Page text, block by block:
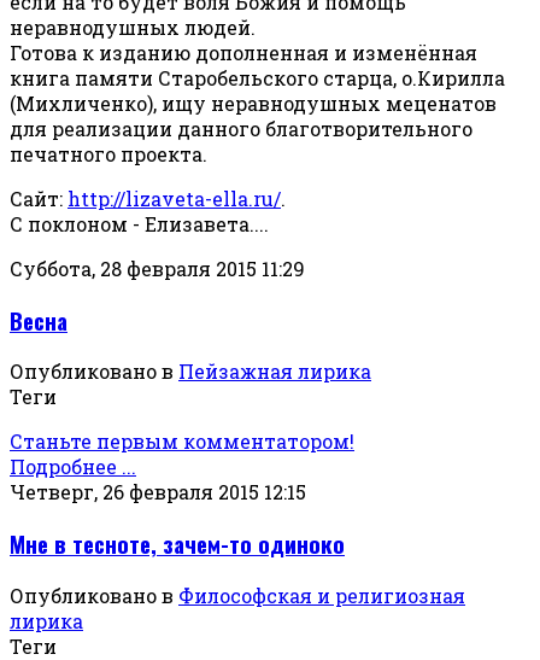
неравнодушных людей.
Готова к изданию дополненная и изменённая
книга памяти Старобельского старца, о.Кирилла
(Михличенко), ищу неравнодушных меценатов
для реализации данного благотворительного
печатного проекта.
Сайт: http://lizaveta-ella.ru/.
С поклоном - Елизавета....
Суббота, 28 февраля 2015 11:29
Весна
Опубликовано в Пейзажная лирика
Теги
Станьте первым комментатором!
Подробнее ...
Четверг, 26 февраля 2015 12:15
Мне в тесноте, зачем-то одиноко
Опубликовано в Философская и религиозная
лирика
Теги